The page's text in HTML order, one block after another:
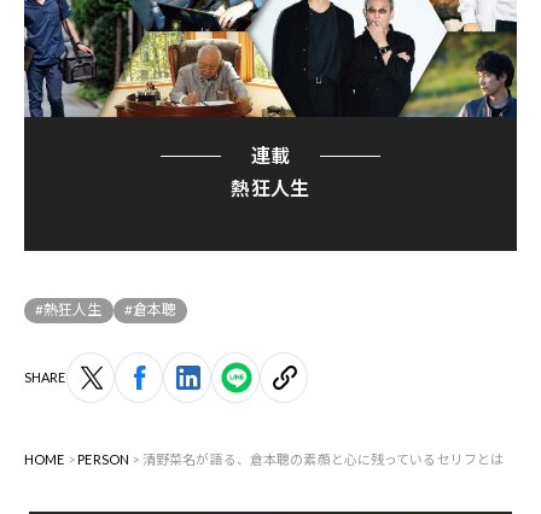
連載
熱狂人生
#熱狂人生 #倉本聰
SHARE
HOME PERSON 清野菜名が語る、倉本聰の素顔と心に残っているセリフとは